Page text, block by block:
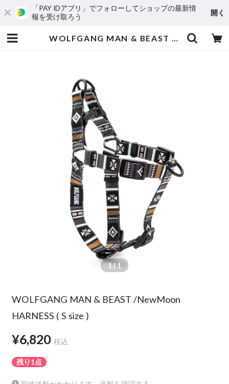
「PAY IDアプリ」でフォローしてショップの最新情
報を受け取ろう
開く
WOLFGANG MAN & BEAST /NewMoon HARNESS ( S size ) | dogtown.store
1| 1
WOLFGANG MAN & BEAST /NewMoon
HARNESS ( S size )
¥6,820 税込
残り1点